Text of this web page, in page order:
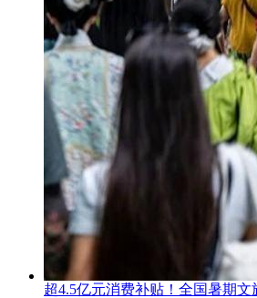
超4.5亿元消费补贴！全国暑期文